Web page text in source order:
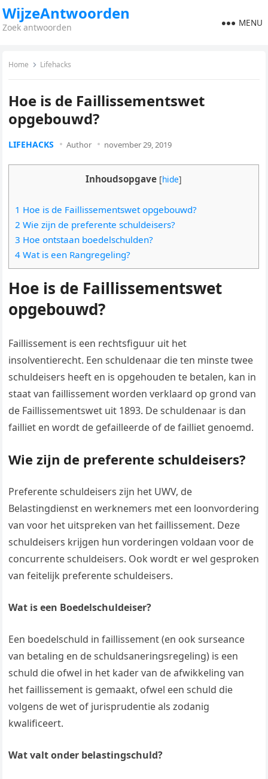
WijzeAntwoorden
Zoek antwoorden MENU
Home Lifehacks
Hoe is de Faillissementswet
opgebouwd?
LIFEHACKS Author november 29, 2019
Inhoudsopgave [hide]
1 Hoe is de Faillissementswet opgebouwd?
2 Wie zijn de preferente schuldeisers?
3 Hoe ontstaan boedelschulden?
4 Wat is een Rangregeling?
Hoe is de Faillissementswet
opgebouwd?
Faillissement is een rechtsfiguur uit het
insolventierecht. Een schuldenaar die ten minste twee
schuldeisers heeft en is opgehouden te betalen, kan in
staat van faillissement worden verklaard op grond van
de Faillissementswet uit 1893. De schuldenaar is dan
failliet en wordt de gefailleerde of de failliet genoemd.
Wie zijn de preferente schuldeisers?
Preferente schuldeisers zijn het UWV, de
Belastingdienst en werknemers met een loonvordering
van voor het uitspreken van het faillissement. Deze
schuldeisers krijgen hun vorderingen voldaan voor de
concurrente schuldeisers. Ook wordt er wel gesproken
van feitelijk preferente schuldeisers.
Wat is een Boedelschuldeiser?
Een boedelschuld in faillissement (en ook surseance
van betaling en de schuldsaneringsregeling) is een
schuld die ofwel in het kader van de afwikkeling van
het faillissement is gemaakt, ofwel een schuld die
volgens de wet of jurisprudentie als zodanig
kwalificeert.
Wat valt onder belastingschuld?